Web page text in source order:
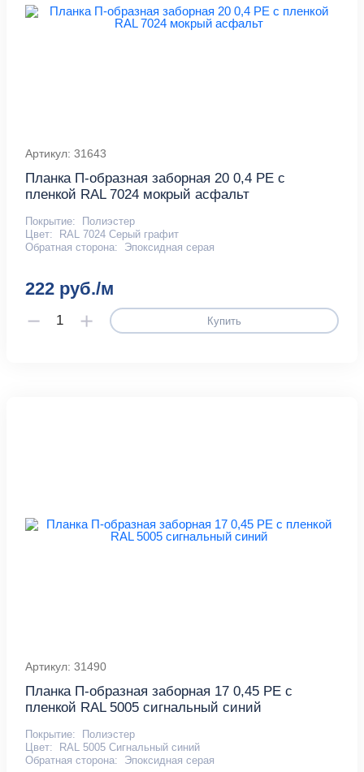
Артикул: 31643
Планка П-образная заборная 20 0,4 PE с
пленкой RAL 7024 мокрый асфальт
Покрытие:
Полиэстер
Цвет:
RAL 7024 Серый графит
Обратная сторона:
Эпоксидная серая
222 руб./м
Купить
Артикул: 31490
Планка П-образная заборная 17 0,45 PE с
пленкой RAL 5005 сигнальный синий
Покрытие:
Полиэстер
Цвет:
RAL 5005 Сигнальный синий
Обратная сторона:
Эпоксидная серая